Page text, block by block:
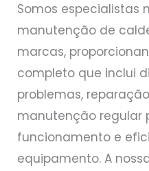
Somos especialistas
manutenção de
marcas,
completo que inclui
problemas,
manutenção regular
funcionamento e
equipamento. A